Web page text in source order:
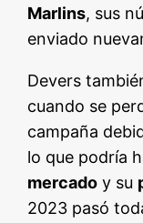
Marlins, sus
enviado
Devers
cuando se
campaña
lo que podría
mercado y su
2023 pasó